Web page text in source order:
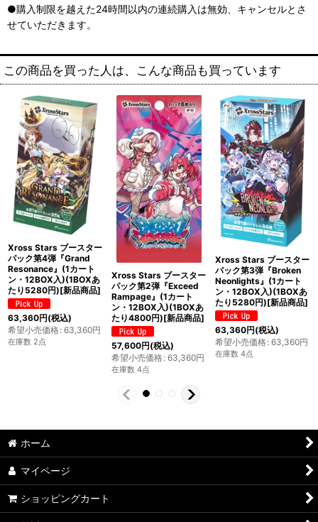
●購入制限を越えた24時間以内の連続購入は無効、キャンセルとさ
せていただきます。
この商品を買った人は、こんな商品も買っています
Xross Stars ブースター
パック第4弾『Grand
Resonance』(1カート
ン・12BOX入)(1BOXあ
たり5280円)[新品商品]
63,360円(税込)
希望小売価格: 63,360円
在庫数 2点
Xross Stars ブースター
パック第2弾『Exceed
Rampage』(1カート
ン・12BOX入)(1BOXあ
たり4800円)[新品商品]
57,600円(税込)
希望小売価格: 63,360円
在庫数 4点
Xross Stars ブースター
パック第3弾『Broken
Neonlights』(1カート
ン・12BOX入)(1BOXあ
たり5280円)[新品商品]
63,360円(税込)
希望小売価格: 63,360円
在庫数 4点
ホーム
マイページ
ショッピングカート